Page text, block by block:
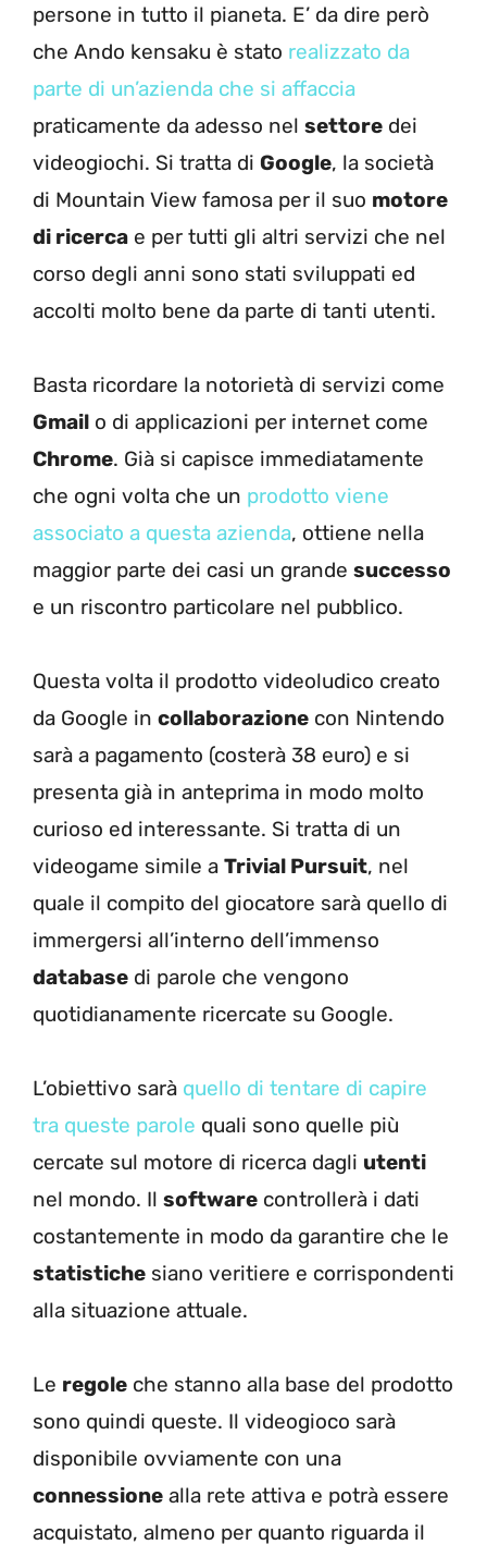
persone in tutto il pianeta. E’ da dire però
che Ando kensaku è stato realizzato da
parte di un’azienda che si affaccia
praticamente da adesso nel settore dei
videogiochi. Si tratta di Google, la società
di Mountain View famosa per il suo motore
di ricerca e per tutti gli altri servizi che nel
corso degli anni sono stati sviluppati ed
accolti molto bene da parte di tanti utenti.
Basta ricordare la notorietà di servizi come
Gmail o di applicazioni per internet come
Chrome. Già si capisce immediatamente
che ogni volta che un prodotto viene
associato a questa azienda, ottiene nella
maggior parte dei casi un grande successo
e un riscontro particolare nel pubblico.
Questa volta il prodotto videoludico creato
da Google in collaborazione con Nintendo
sarà a pagamento (costerà 38 euro) e si
presenta già in anteprima in modo molto
curioso ed interessante. Si tratta di un
videogame simile a Trivial Pursuit, nel
quale il compito del giocatore sarà quello di
immergersi all’interno dell’immenso
database di parole che vengono
quotidianamente ricercate su Google.
L’obiettivo sarà quello di tentare di capire
tra queste parole quali sono quelle più
cercate sul motore di ricerca dagli utenti
nel mondo. Il software controllerà i dati
costantemente in modo da garantire che le
statistiche siano veritiere e corrispondenti
alla situazione attuale.
Le regole che stanno alla base del prodotto
sono quindi queste. Il videogioco sarà
disponibile ovviamente con una
connessione alla rete attiva e potrà essere
acquistato, almeno per quanto riguarda il